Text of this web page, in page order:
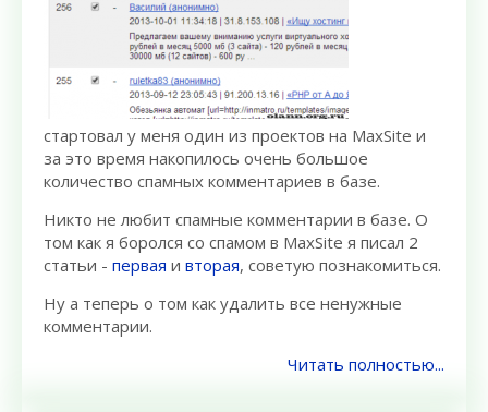
стартовал у меня один из проектов на MaxSite и
за это время накопилось очень большое
количество спамных комментариев в базе.
Никто не любит спамные комментарии в базе. О
том как я боролся со спамом в MaxSite я писал 2
статьи - первая и вторая, советую познакомиться.
Ну а теперь о том как удалить все ненужные
комментарии.
Читать полностью...